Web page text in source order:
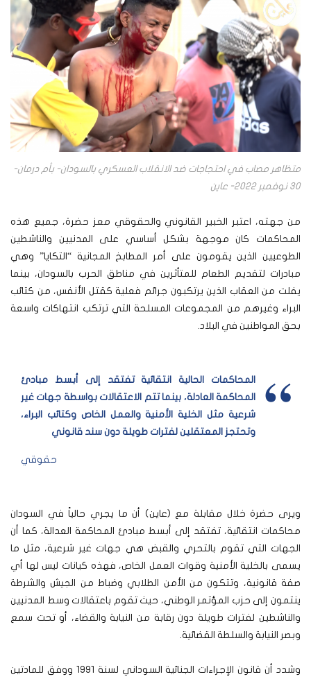
متظاهر مصاب في احتجاجات ضد الانقلاب العسكري بالسودان- بأم درمان-
30 نوفمبر 2022- عاين
من جهته، اعتبر الخبير القانوني والحقوقي معز حضرة، جميع هذه
المحاكمات كان موجهة بشكل أساسي على المدنيين والناشطين
الطوعيين الذين يقومون على أمر المطابخ المجانية “التكايا” وهي
مبادرات لتقديم الطعام للمتأثرين في مناطق الحرب بالسودان، بينما
يفلت من العقاب الذين يرتكبون جرائم فعلية كقتل الأنفس، من كتائب
البراء وغيرهم من المجموعات المسلحة التي ترتكب انتهاكات واسعة
بحق المواطنين في البلاد.
المحاكمات الحالية انتقائية تفتقد إلى أبسط مبادئ
المحاكمة العادلة، بينما تتم الاعتقالات بواسطة جهات غير
شرعية مثل الخلية الأمنية والعمل الخاص وكتائب البراء،
وتحتجز المعتقلين لفترات طويلة دون سند قانوني
حقوقي
ويرى حضرة خلال مقابلة مع (عاين) أن ما يجري حالياً في السودان
محاكمات انتقائية، تفتقد إلى أبسط مبادئ المحاكمة العدالة، كما أن
الجهات التي تقوم بالتحري والقبض هي جهات غير شرعية، مثل ما
يسمى بالخلية الأمنية وقوات العمل الخاص، فهذه كيانات ليس لها أي
صفة قانونية، وتتكون من الأمن الطلابي وضباط من الجيش والشرطة
ينتمون إلى حزب المؤتمر الوطني، حيث تقوم باعتقالات وسط المدنيين
والناشطين لفترات طويلة دون رقابة من النيابة والقضاء، أو تحت سمع
وبصر النيابة والسلطة القضائية.
وشدد أن قانون الإجراءات الجنائية السوداني لسنة 1991 ووفق للمادتين